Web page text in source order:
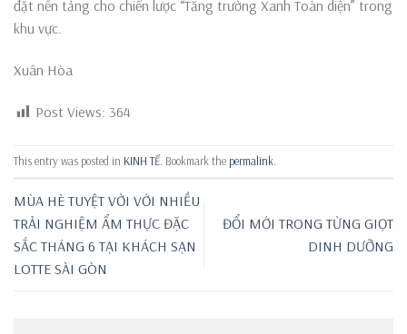
đặt nền tảng cho chiến lược “Tăng trưởng Xanh Toàn diện” trong
khu vực.
Xuân Hòa
Post Views: 364
This entry was posted in KINH TẾ. Bookmark the permalink.
MÙA HÈ TUYỆT VỜI VỚI NHIỀU
TRẢI NGHIỆM ẨM THỰC ĐẶC
SẮC THÁNG 6 TẠI KHÁCH SẠN
LOTTE SÀI GÒN
ĐỔI MỚI TRONG TỪNG GIỌT
DINH DƯỠNG